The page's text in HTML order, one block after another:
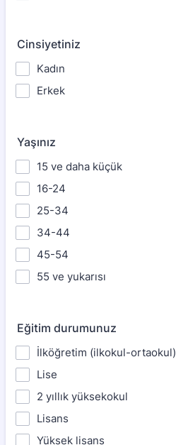
Cinsiyetiniz
Kadın
Erkek
Yaşınız
15 ve daha küçük
16-24
25-34
34-44
45-54
55 ve yukarısı
Eğitim durumunuz
İlköğretim (ilkokul-ortaokul)
Lise
2 yıllık yüksekokul
Lisans
Yüksek lisans